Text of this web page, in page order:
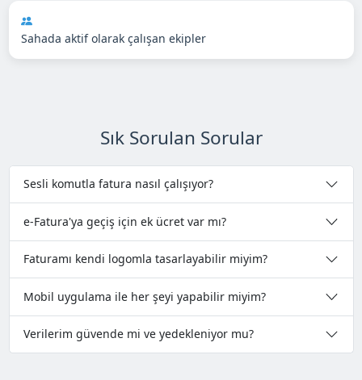
Sahada aktif olarak çalışan ekipler
Sık Sorulan Sorular
Sesli komutla fatura nasıl çalışıyor?
e-Fatura'ya geçiş için ek ücret var mı?
Faturamı kendi logomla tasarlayabilir miyim?
Mobil uygulama ile her şeyi yapabilir miyim?
Verilerim güvende mi ve yedekleniyor mu?